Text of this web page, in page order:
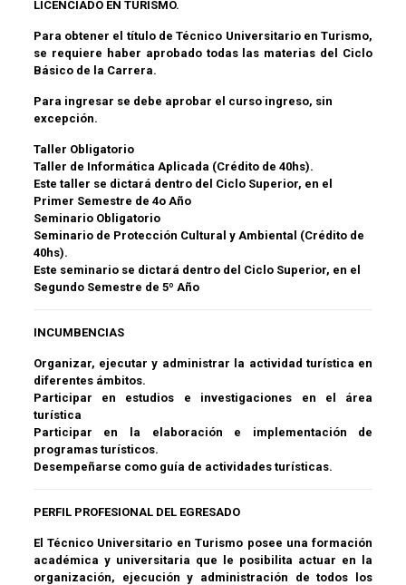
LICENCIADO EN TURISMO.
Para obtener el título de Técnico Universitario en Turismo,
se requiere haber aprobado todas las materias del Ciclo
Básico de la Carrera.
Para ingresar se debe aprobar el curso ingreso, sin
excepción.
Taller Obligatorio
Taller de Informática Aplicada (Crédito de 40hs).
Este taller se dictará dentro del Ciclo Superior, en el
Primer Semestre de 4o Año
Seminario Obligatorio
Seminario de Protección Cultural y Ambiental (Crédito de
40hs).
Este seminario se dictará dentro del Ciclo Superior, en el
Segundo Semestre de 5º Año
INCUMBENCIAS
Organizar, ejecutar y administrar la actividad turística en
diferentes ámbitos.
Participar en estudios e investigaciones en el área
turística
Participar en la elaboración e implementación de
programas turísticos.
Desempeñarse como guía de actividades turísticas.
PERFIL PROFESIONAL DEL EGRESADO
El Técnico Universitario en Turismo posee una formación
académica y universitaria que
le posibilita actuar en la
organización, ejecución y administración de todos los